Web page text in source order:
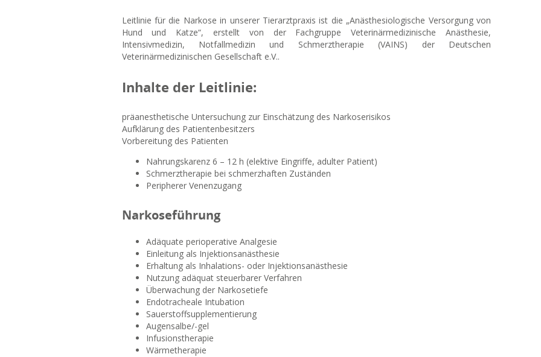
Leitlinie für die Narkose in unserer Tierarztpraxis ist die „Anästhesiologische Versorgung von
Hund und Katze“, erstellt von der Fachgruppe Veterinärmedizinische Anästhesie,
Intensivmedizin, Notfallmedizin und Schmerztherapie (VAINS) der Deutschen
Veterinärmedizinischen Gesellschaft e.V..
Inhalte der Leitlinie:
präanesthetische Untersuchung zur Einschätzung des Narkoserisikos
Aufklärung des Patientenbesitzers
Vorbereitung des Patienten
Nahrungskarenz 6 – 12 h (elektive Eingriffe, adulter Patient)
Schmerztherapie bei schmerzhaften Zuständen
Peripherer Venenzugang
Narkoseführung
Adäquate perioperative Analgesie
Einleitung als Injektionsanästhesie
Erhaltung als Inhalations- oder Injektionsanästhesie
Nutzung adäquat steuerbarer Verfahren
Überwachung der Narkosetiefe
Endotracheale Intubation
Sauerstoffsupplementierung
Augensalbe/-gel
Infusionstherapie
Wärmetherapie